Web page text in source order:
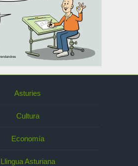
Asturies
Cultura
Economía
Llingua Asturiana